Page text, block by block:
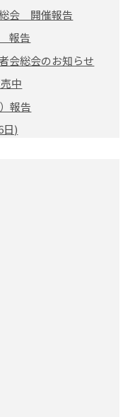
会 開催報告
報告
会総会のお知らせ
中
報告
日)